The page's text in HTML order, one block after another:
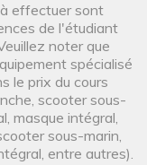
effectuer sont
de l'étudiant
noter que
spécialisé
le prix du cours
scooter sous-
masque intégral,
sous-marin,
entre autres).